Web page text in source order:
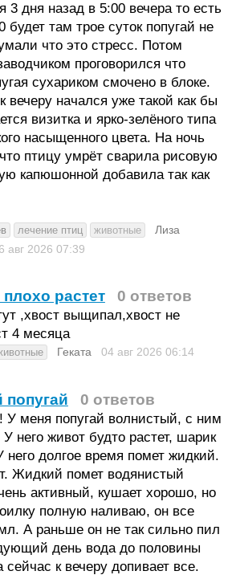
3 дня назад в 5:00 вечера то есть
будет там трое суток попугай не
что это стресс. Потом
проговорился что
сухариком смочено в блоке.
вечеру начался уже такой как бы
визитка и ярко-зелёного типа
насыщенного цвета. На ночь
птицу умрёт сварила рисовую
капюшонной добавила так как
лечение птиц животные
Лиза
авг 2026 07:39
растет 0 ответов
,хвост выщипал,хвост не
4 месяца
Геката 04 авг 2026 06:14
0 ответов
У меня попугай волнистый, с ним
У него живот будто растет, шарик
него долгое время помет жидкий.
Жидкий помет водянистый
активный, кушает хорошо, но
полную наливаю, он все
А раньше он не так сильно пил
день вода до половины
сейчас к вечеру допивает все.